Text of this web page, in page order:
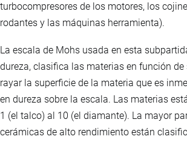
turbocompresores de los motores, los
rodantes y las máquinas herramienta).
La escala de Mohs usada en esta
dureza, clasifica las materias en función
rayar la superficie de la materia que es
en dureza sobre la escala. Las materias
1 (el talco) al 10 (el diamante). La mayor
cerámicas de alto rendimiento están